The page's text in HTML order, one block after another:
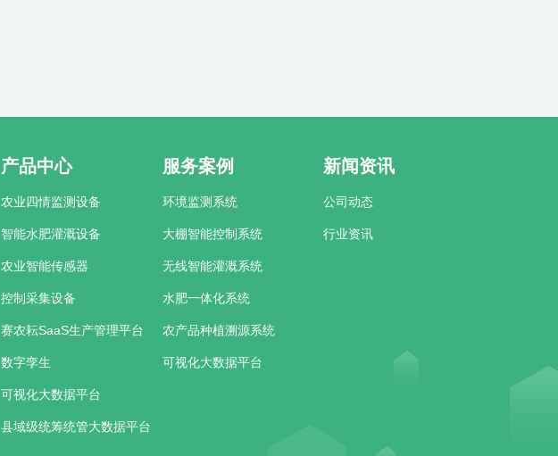
产品中心
农业四情监测设备
智能水肥灌溉设备
农业智能传感器
控制采集设备
赛农耘SaaS生产管理平台
数字孪生
可视化大数据平台
县域级统筹统管大数据平台
服务案例
环境监测系统
大棚智能控制系统
无线智能灌溉系统
水肥一体化系统
农产品种植溯源系统
可视化大数据平台
新闻资讯
公司动态
行业资讯